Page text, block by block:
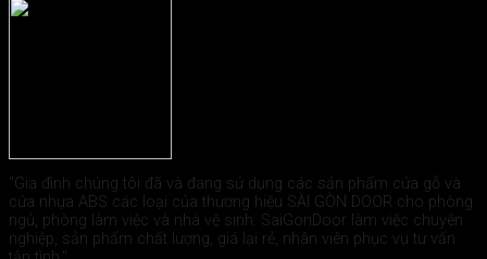
"Gia đình chúng tôi đã và đang sử dụng các sản phẩm cửa gỗ và
cửa nhựa ABS các loại của thương hiệu SÀI GÒN DOOR cho phòng
ngủ, phòng làm việc và nhà vệ sinh. SaiGonDoor làm việc chuyên
nghiệp, sản phẩm chất lượng, giá lại rẻ, nhân viên phục vụ tư vấn